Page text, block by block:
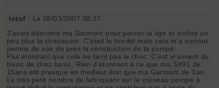
tetof - Le 08/03/2007 08:17
J'avais démonté ma Garmont pour percer la tige et incliné un
peu plus la chaussure. C'était le bordel mais cela m'a surtout
permis de voir de près la construction de la pompe.
Pas étonnant que cela ne tient pas le choc. C'est vraiment du
basic de chez basic. Rien d'étonnant à ce que ma SX91 de
15ans est presque en meilleur état que ma Garmont de 1an.
Le très petit nombre de fabriquant sur le créneau pompe à